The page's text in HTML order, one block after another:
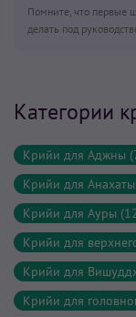
Помните, что первые
делать под
Категории
Крийи для Аджны
Крийи для
Крийи для Ауры
Крийи для
Крийи для
Крийи для